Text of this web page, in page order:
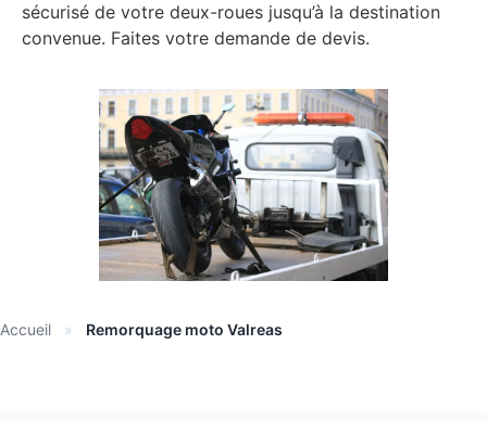
sécurisé de votre deux-roues jusqu’à la destination
convenue. Faites votre demande de devis.
Accueil » Remorquage moto Valreas